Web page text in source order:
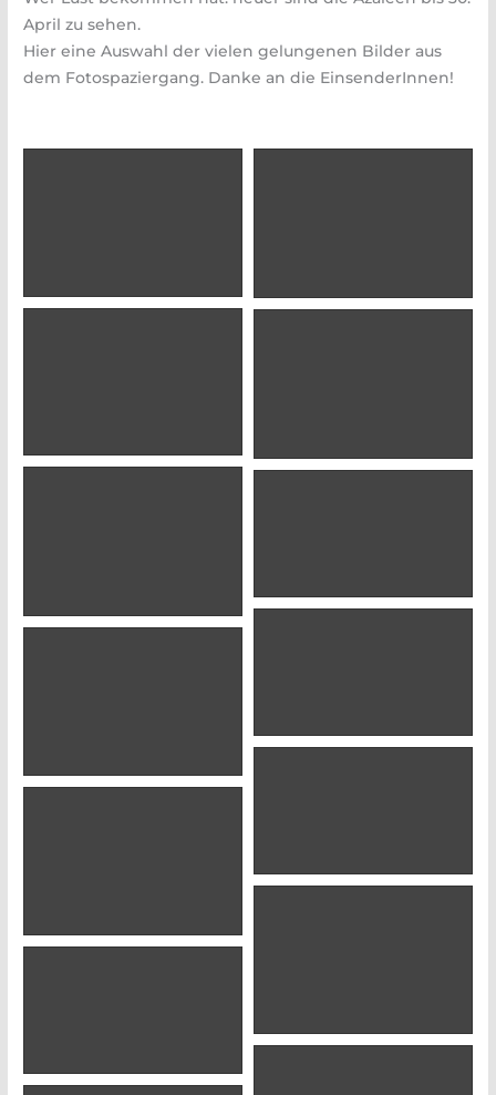
April zu sehen.
Hier eine Auswahl der vielen gelungenen Bilder aus
dem Fotospaziergang. Danke an die EinsenderInnen!